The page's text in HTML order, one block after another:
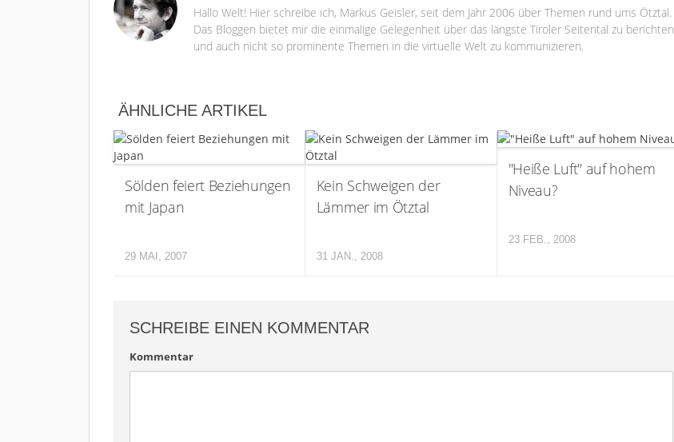
Hallo Welt! Hier schreibe ich, Markus Geisler, seit dem Jahr 2006 über Themen rund ums Ötztal.
Das Bloggen bietet mir die einmalige Gelegenheit über das längste Tiroler Seitental zu berichten
und auch nicht so prominente Themen in die virtuelle Welt zu kommunizieren.
ÄHNLICHE ARTIKEL
Sölden feiert Beziehungen
mit Japan
29 MAI, 2007
Kein Schweigen der
Lämmer im Ötztal
31 JAN., 2008
"Heiße Luft" auf hohem
Niveau?
23 FEB., 2008
SCHREIBE EINEN KOMMENTAR
Kommentar